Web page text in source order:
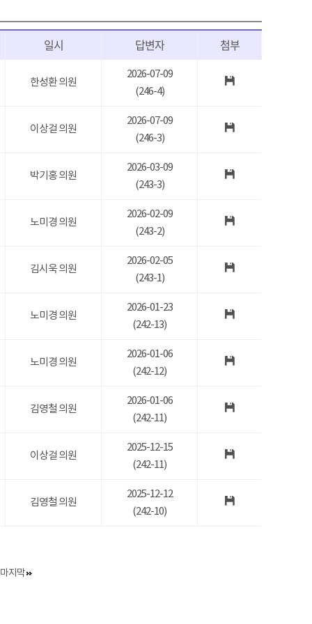
일시 답변자 첨부
한성환 의원
2026-07-09
(246-4)
이상걸 의원
2026-07-09
(246-3)
박기홍 의원
2026-03-09
(243-3)
노미경 의원
2026-02-09
(243-2)
김시욱 의원
2026-02-05
(243-1)
노미경 의원
2026-01-23
(242-13)
노미경 의원
2026-01-06
(242-12)
김영철 의원
2026-01-06
(242-11)
이상걸 의원
2025-12-15
(242-11)
김영철 의원
2025-12-12
(242-10)
마지막